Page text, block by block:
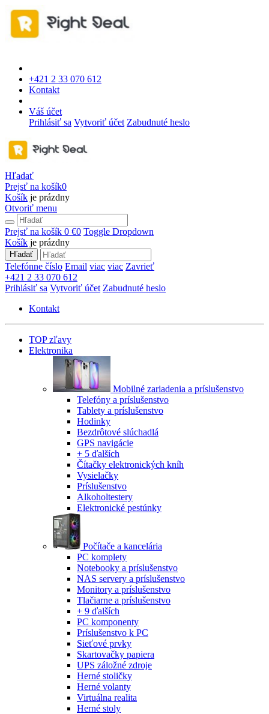
+421 2 33 070 612
Kontakt
Váš účet
Prihlásiť sa Vytvoriť účet Zabudnuté heslo
Hľadať
Prejsť na košík0
Košík je prázdny
Otvoriť menu
Prejsť na košík 0 €0 Toggle Dropdown
Košík je prázdny
Hľadať
Telefónne číslo Email viac viac Zavrieť
+421 2 33 070 612
Prihlásiť sa Vytvoriť účet Zabudnuté heslo
Kontakt
TOP zľavy
Elektronika
Mobilné zariadenia a príslušenstvo
Telefóny a príslušenstvo
Tablety a príslušenstvo
Hodinky
Bezdrôtové slúchadlá
GPS navigácie
+ 5 ďalších
Čítačky elektronických kníh
Vysielačky
Príslušenstvo
Alkoholtestery
Elektronické pestúnky
Počítače a kancelária
PC komplety
Notebooky a príslušenstvo
NAS servery a príslušenstvo
Monitory a príslušenstvo
Tlačiarne a príslušenstvo
+ 9 ďalších
PC komponenty
Príslušenstvo k PC
Sieťové prvky
Skartovačky papiera
UPS záložné zdroje
Herné stoličky
Herné volanty
Virtuálna realita
Herné stoly